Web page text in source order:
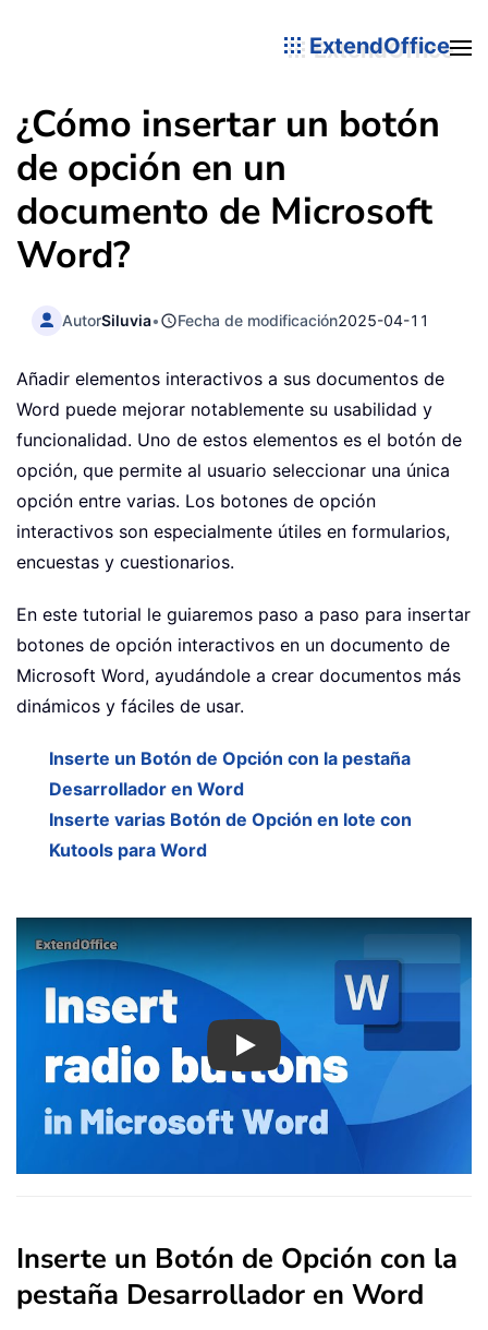
ExtendOffice
¿Cómo insertar un botón
de opción en un
documento de Microsoft
Word?
AutorSiluvia• Fecha de modificación2025-04-11
Añadir elementos interactivos a sus documentos de
Word puede mejorar notablemente su usabilidad y
funcionalidad. Uno de estos elementos es el botón de
opción, que permite al usuario seleccionar una única
opción entre varias. Los botones de opción
interactivos son especialmente útiles en formularios,
encuestas y cuestionarios.
En este tutorial le guiaremos paso a paso para insertar
botones de opción interactivos en un documento de
Microsoft Word, ayudándole a crear documentos más
dinámicos y fáciles de usar.
Inserte un Botón de Opción con la pestaña
Desarrollador en Word
Inserte varias Botón de Opción en lote con
Kutools para Word
Play
Inserte un Botón de Opción con la
pestaña Desarrollador en Word